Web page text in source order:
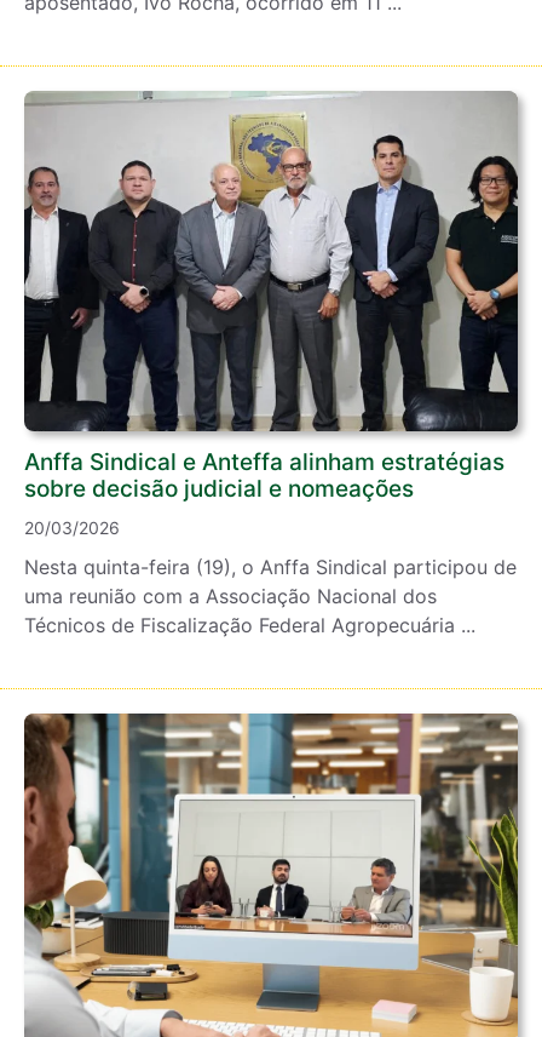
Anffa Sindical e Anteffa alinham estratégias
sobre decisão judicial e nomeações
20/03/2026
Nesta quinta-feira (19), o Anffa Sindical participou de
uma reunião com a Associação Nacional dos
Técnicos de Fiscalização Federal Agropecuária ...